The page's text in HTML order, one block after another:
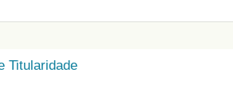
Titularidade